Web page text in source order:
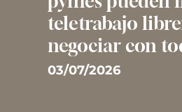
teletrabajo
negociar con
03/07/2026